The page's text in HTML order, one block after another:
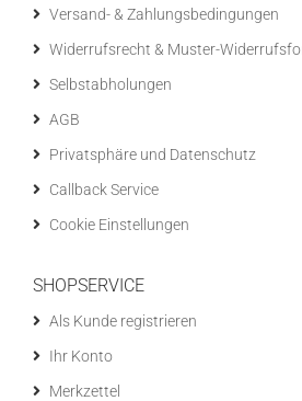
Versand- & Zahlungsbedingungen
Widerrufsrecht & Muster-
Selbstabholungen
AGB
Privatsphäre und Datenschutz
Callback Service
Cookie Einstellungen
SHOPSERVICE
Als Kunde registrieren
Ihr Konto
Merkzettel